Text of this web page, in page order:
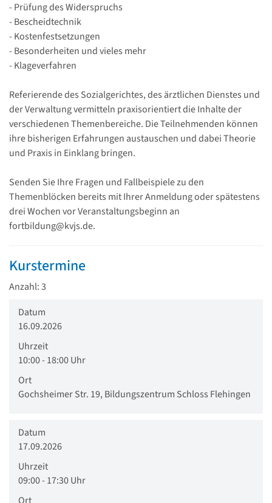
- Prüfung des Widerspruchs
- Bescheidtechnik
- Kostenfestsetzungen
- Besonderheiten und vieles mehr
- Klageverfahren
Referierende des Sozialgerichtes, des ärztlichen Dienstes und
der Verwaltung vermitteln praxisorientiert die Inhalte der
verschiedenen Themenbereiche. Die Teilnehmenden können
ihre bisherigen Erfahrungen austauschen und dabei Theorie
und Praxis in Einklang bringen.
Senden Sie Ihre Fragen und Fallbeispiele zu den
Themenblöcken bereits mit Ihrer Anmeldung oder spätestens
drei Wochen vor Veranstaltungsbeginn an
fortbildung@kvjs.de.
Kurstermine
Anzahl: 3
Datum
16.09.2026
Uhrzeit
10:00 - 18:00 Uhr
Ort
Gochsheimer Str. 19, Bildungszentrum Schloss Flehingen
Datum
17.09.2026
Uhrzeit
09:00 - 17:30 Uhr